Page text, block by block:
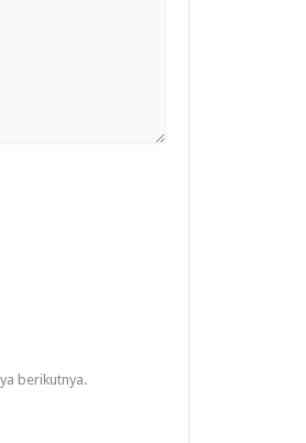
berikutnya.